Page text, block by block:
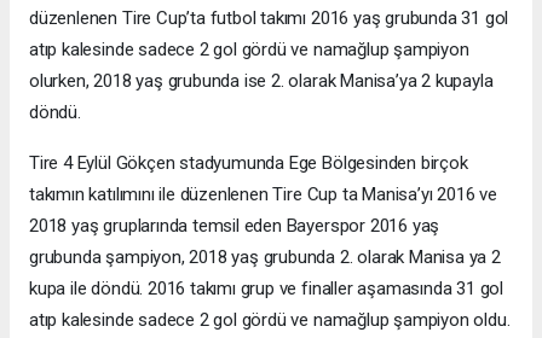
düzenlenen Tire Cup’ta futbol takımı 2016 yaş grubunda 31 gol
atıp kalesinde sadece 2 gol gördü ve namağlup şampiyon
olurken, 2018 yaş grubunda ise 2. olarak Manisa’ya 2 kupayla
döndü.
Tire 4 Eylül Gökçen stadyumunda Ege Bölgesinden birçok
takımın katılımını ile düzenlenen Tire Cup ta Manisa’yı 2016 ve
2018 yaş gruplarında temsil eden Bayerspor 2016 yaş
grubunda şampiyon, 2018 yaş grubunda 2. olarak Manisa ya 2
kupa ile döndü. 2016 takımı grup ve finaller aşamasında 31 gol
atıp kalesinde sadece 2 gol gördü ve namağlup şampiyon oldu.